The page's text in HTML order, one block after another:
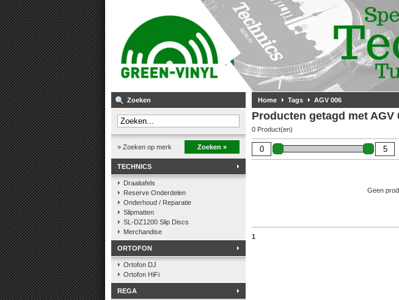
Zoeken
» Zoeken op merk Zoeken »
TECHNICS
Draaitafels
Reserve Onderdelen
Onderhoud / Reparatie
Slipmatten
SL-DZ1200 Slip Discs
Merchandise
ORTOFON
Ortofon DJ
Ortofon HiFi
REGA
Home Tags AGV 006
Producten getagd met AGV
0 Product(en)
Geen
1